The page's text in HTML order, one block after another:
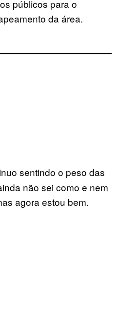
públicos para o
da área.
sentindo o peso das
não sei como e nem
agora estou bem.